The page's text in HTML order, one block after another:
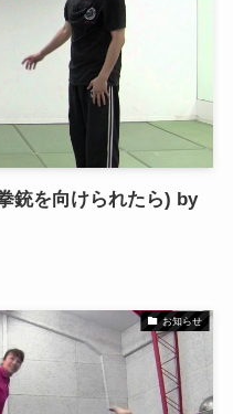
銃を向けられたら) by
お知らせ